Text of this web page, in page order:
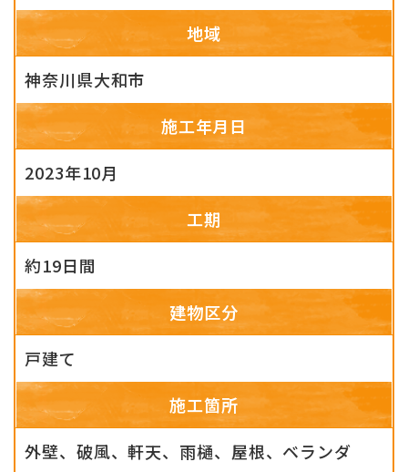
地域
神奈川県大和市
施工年月日
2023年10月
工期
約19日間
建物区分
戸建て
施工箇所
外壁、破風、軒天、雨樋、屋根、ベランダ